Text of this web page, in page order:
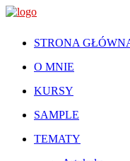
STRONA
O MNIE
KURSY
SAMPLE
TEMATY